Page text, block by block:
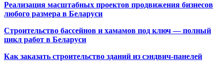
Реализация масштабных проектов продвижения бизнесов
любого размера в Беларуси
Строительство бассейнов и хамамов под ключ — полный
цикл работ в Беларуси
Как заказать строительство зданий из сэндвич-панелей